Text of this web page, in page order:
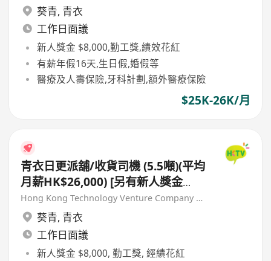
葵青, 青衣
工作日面議
新人獎金 $8,000,勤工獎,績效花紅
有薪年假16天,生日假,婚假等
醫療及人壽保險,牙科計劃,額外醫療保險
$25K-26K/月
青衣日更派舖/收貨司機 (5.5噸)(平均
月薪HK$26,000) [另有新人獎金
$8,000#]
Hong Kong Technology Venture Company Limited(HKTV)
葵青, 青衣
工作日面議
新人獎金 $8,000, 勤工獎, 經績花紅